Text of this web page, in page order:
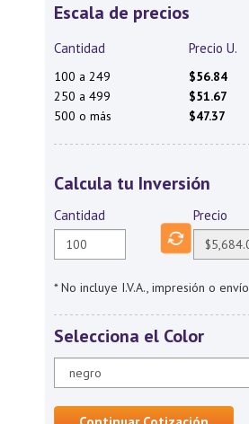
Escala de precios
Cantidad Precio U.
100 a 249
$56.84
250 a 499
$51.67
500 o más
$47.37
Calcula tu Inversión
Cantidad Precio
* No incluye I.V.A., impresión o envío
Selecciona el Color